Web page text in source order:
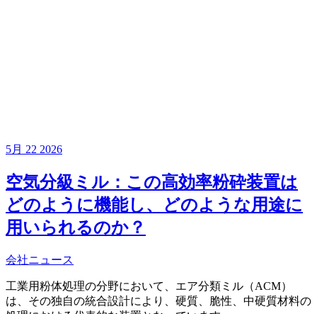
5月 22 2026
空気分級ミル：この高効率粉砕装置は
どのように機能し、どのような用途に
用いられるのか？
会社ニュース
工業用粉体処理の分野において、エア分類ミル（ACM）
は、その独自の統合設計により、硬質、脆性、中硬質材料の